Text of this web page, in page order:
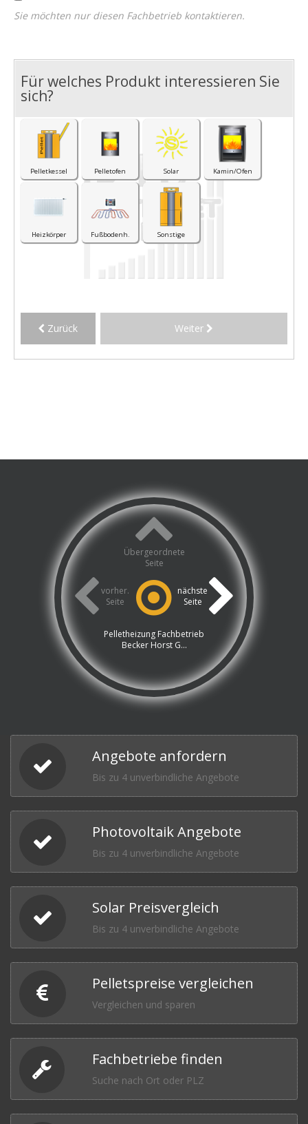
Sie möchten nur diesen Fachbetrieb kontaktieren.
Für welches Produkt interessieren Sie
sich?
Pelletkessel Pelletofen Solar Kamin/Ofen
Heizkörper Fußbodenh. Sonstige
Zurück Weiter
Übergeordnete
Seite
vorher.
Seite
nächste
Seite
Pelletheizung Fachbetrieb
Becker Horst G...
Angebote anfordern
Bis zu 4 unverbindliche Angebote
Photovoltaik Angebote
Bis zu 4 unverbindliche Angebote
Solar Preisvergleich
Bis zu 4 unverbindliche Angebote
Pelletspreise vergleichen
Vergleichen und sparen
Fachbetriebe finden
Suche nach Ort oder PLZ